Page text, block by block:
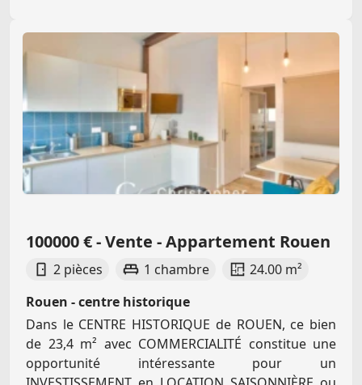
100000 € - Vente - Appartement Rouen
2 pièces 1 chambre
24.00 m²
Rouen - centre historique
Dans le CENTRE HISTORIQUE de ROUEN, ce bien
de 23,4 m² avec COMMERCIALITÉ constitue une
opportunité intéressante pour un